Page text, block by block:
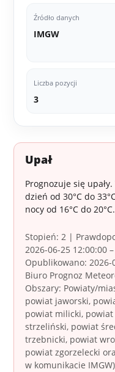
Źródło danych
IMGW
Liczba pozycji
3
Upał
Prognozuje się
dzień od 30°C do
nocy od 16°C do 20°C.
Stopień: 2 |
2026-06-25 12:00:00
Opublikowano:
Biuro Prognoz
Obszary: Powiaty/
powiat jaworski,
powiat milicki, powiat
strzeliński, powiat
trzebnicki, powiat
powiat zgorzelecki
w komunikacie IMGW)